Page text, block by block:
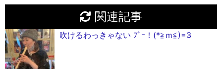
関連記事
吹けるわっきゃない ﾌﾞｰ！(*≧ｍ≦)=3